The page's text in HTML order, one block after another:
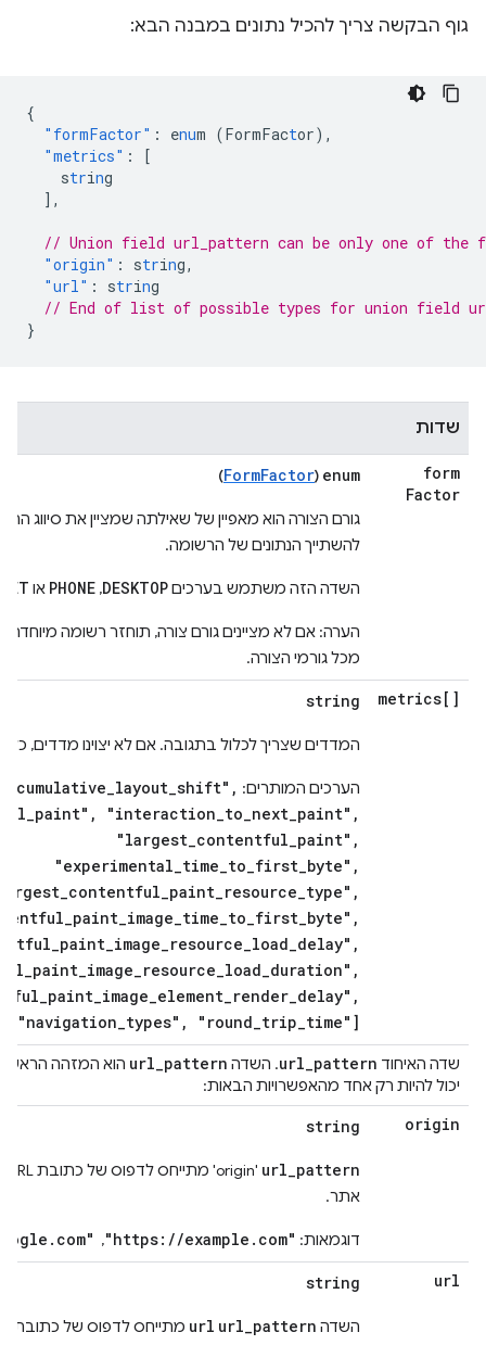
גוף הבקשה צריך להכיל נתונים במבנה הבא:
{
"formFactor" : enum (FormFactor) ,
"metrics" :
[
string
],
// Union field url_pattern can be only one of the
"origin" : string,
"url" : string
// End of list of possible types for union field
}
שדות
form
Factor
enum
(
FormFactor
)
גורם הצורה הוא מאפיין של שאילתה שמציין את סיווג
להשתייך הנתונים של הרשומה.
השדה הזה משתמש בערכיםDESKTOP
,‏
PHONE או
הערה: אם לא מציינים גורם צורה, תוחזר רשומה
מכל גורמי הצורה.
metrics[]
string
המדדים שצריך לכלול בתגובה. אם לא יצוינו מדדים, כל
הערכים המותרים:
"interaction_to_next_paint",
"largest_contentful_paint",
"experimental_time_to_first_byte",
"navigation_types", "round_trip_time"]
שדה האיחוד url_pattern . השדה url_pattern
הוא המזהה הראשי
יכול להיות רק אחד מהאפשרויות הבאות:
origin
string
url_pattern
אתר.
דוגמאות: "https://example.com"
, ‏
url
string
השדה url_pattern
url